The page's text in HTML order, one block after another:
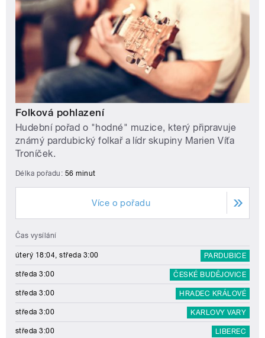
Folková pohlazení
Hudební pořad o "hodné" muzice, který připravuje
známý pardubický folkař a lídr skupiny Marien Víťa
Troníček.
Délka pořadu: 56 minut
Více o pořadu
Čas vysílání
úterý 18:04, středa 3:00 PARDUBICE
středa 3:00 ČESKÉ BUDĚJOVICE
středa 3:00 HRADEC KRÁLOVÉ
středa 3:00 KARLOVY VARY
středa 3:00 LIBEREC